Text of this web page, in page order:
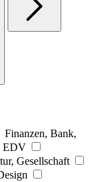
Finanzen, Bank,
EDV
Gesellschaft